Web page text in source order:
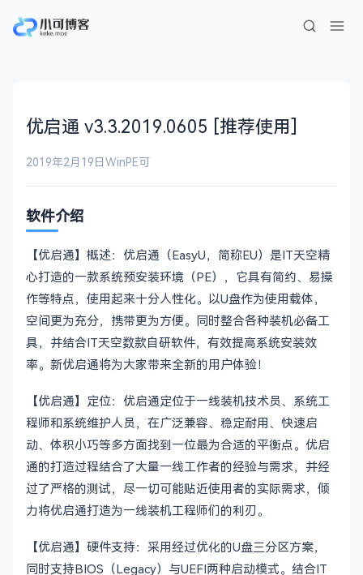
优启通 v3.3.2019.0605 [推荐使用]
2019年2月19日WinPE可
软件介绍
【优启通】概述：优启通（EasyU，简称EU）是IT天空精
心打造的一款系统预安装环境（PE），它具有简约、易操
作等特点，使用起来十分人性化。以U盘作为使用载体，
空间更为充分，携带更为方便。同时整合各种装机必备工
具，并结合IT天空数款自研软件，有效提高系统安装效
率。新优启通将为大家带来全新的用户体验！
【优启通】定位：优启通定位于一线装机技术员、系统工
程师和系统维护人员，在广泛兼容、稳定耐用、快速启
动、体积小巧等多方面找到一位最为合适的平衡点。优启
通的打造过程结合了大量一线工作者的经验与需求，并经
过了严格的测试，尽一切可能贴近使用者的实际需求，倾
力将优启通打造为一线装机工程师们的利刃。
【优启通】硬件支持：采用经过优化的U盘三分区方案，
同时支持BIOS（Legacy）与UEFI两种启动模式。结合IT